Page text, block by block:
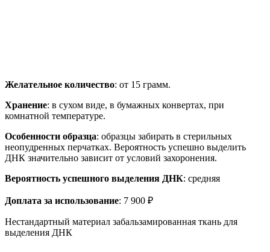
Желательное количество: от 15 грамм.
Хранение: в сухом виде, в бумажных конвертах, при
комнатной температуре.
Особенности образца: образцы забирать в стерильных
неопудренных перчатках. Вероятность успешно выделить
ДНК значительно зависит от условий захоронения.
Вероятность успешного выделения ДНК: средняя
Доплата за использование: 7 900 ₽
Нестандартный материал забальзамированная ткань для
выделения ДНК